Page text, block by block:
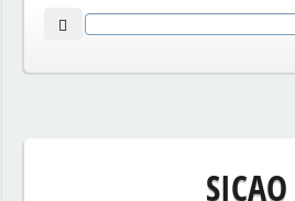
SICAO